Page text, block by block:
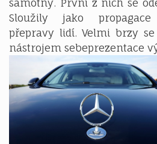
samotný. První z nich se
Sloužily jako
přepravy lidí. Velmi brzy
nástrojem sebeprezentace